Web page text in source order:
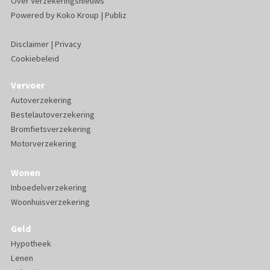
Powered byKoko Kroup | Publiz
Disclaimer| Privacy
Cookiebeleid
Vervoer
Autoverzekering
Bestelautoverzekering
Bromfietsverzekering
Motorverzekering
Wonen
Inboedelverzekering
Woonhuisverzekering
Geld
Hypotheek
Lenen